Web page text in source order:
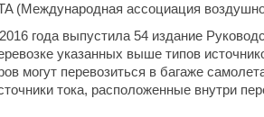
(Международная ассоциация
года выпустила 54 издание
указанных выше типов
могут перевозиться в багаже
тока, расположенные внутри